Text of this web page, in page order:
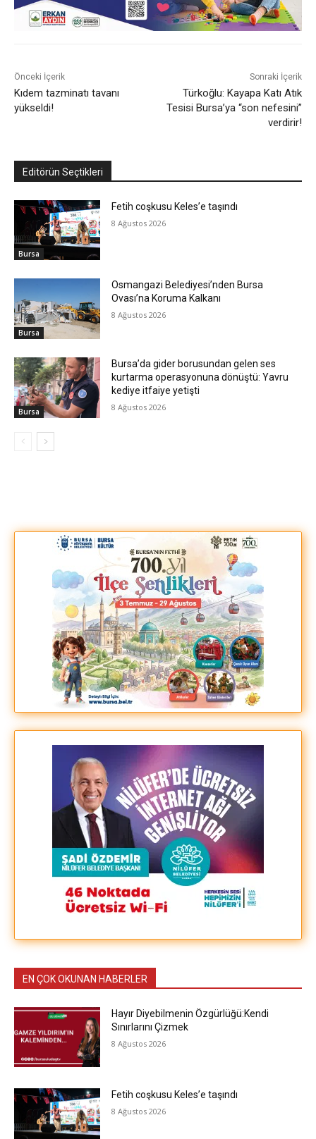
Önceki İçerik
Kıdem tazminatı tavanı
yükseldi!
Sonraki İçerik
Türkoğlu: Kayapa Katı Atık
Tesisi Bursa’ya “son nefesini”
verdirir!
Editörün Seçtikleri
Bursa
Fetih coşkusu Keles’e taşındı
8 Ağustos 2026
Bursa
Osmangazi Belediyesi’nden Bursa
Ovası’na Koruma Kalkanı
8 Ağustos 2026
Bursa
Bursa’da gider borusundan gelen ses
kurtarma operasyonuna dönüştü: Yavru
kediye itfaiye yetişti
8 Ağustos 2026
EN ÇOK OKUNAN HABERLER
Hayır Diyebilmenin Özgürlüğü:Kendi
Sınırlarını Çizmek
8 Ağustos 2026
Fetih coşkusu Keles’e taşındı
8 Ağustos 2026